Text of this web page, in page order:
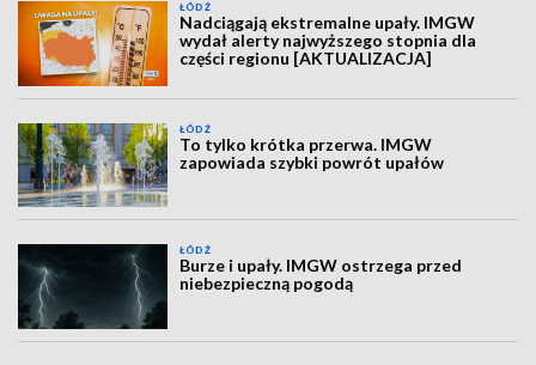
ŁÓDŹ
Nadciągają ekstremalne upały. IMGW
wydał alerty najwyższego stopnia dla
części regionu [AKTUALIZACJA]
ŁÓDŹ
To tylko krótka przerwa. IMGW
zapowiada szybki powrót upałów
ŁÓDŹ
Burze i upały. IMGW ostrzega przed
niebezpieczną pogodą